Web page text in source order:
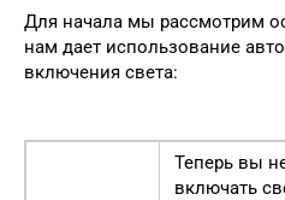
Для начала мы рассмотрим
нам дает использование
включения света:
Теперь вы
включать